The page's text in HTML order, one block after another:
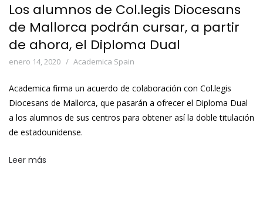
Los alumnos de Col.legis Diocesans
de Mallorca podrán cursar, a partir
de ahora, el Diploma Dual
enero 14, 2020 Academica Spain
Academica firma un acuerdo de colaboración con Col.legis
Diocesans de Mallorca, que pasarán a ofrecer el Diploma Dual
a los alumnos de sus centros para obtener así la doble titulación
de estadounidense.
Leer más